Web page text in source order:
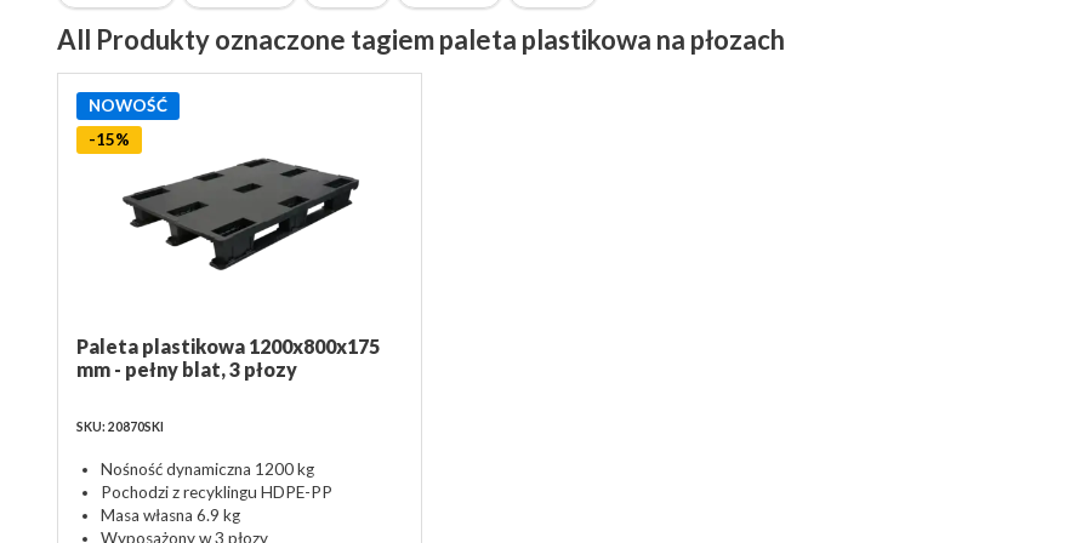
All Produkty oznaczone tagiem paleta plastikowa na płozach
NOWOŚĆ
-15%
Paleta plastikowa 1200x800x175
mm - pełny blat, 3 płozy
SKU: 20870SKI
Nośność dynamiczna 1200 kg
Pochodzi z recyklingu HDPE-PP
Masa własna 6.9 kg
Wyposażony w 3 płozy